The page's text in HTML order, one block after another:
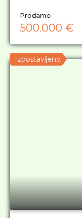
Prodamo
500.000 €
Izpostavljeno